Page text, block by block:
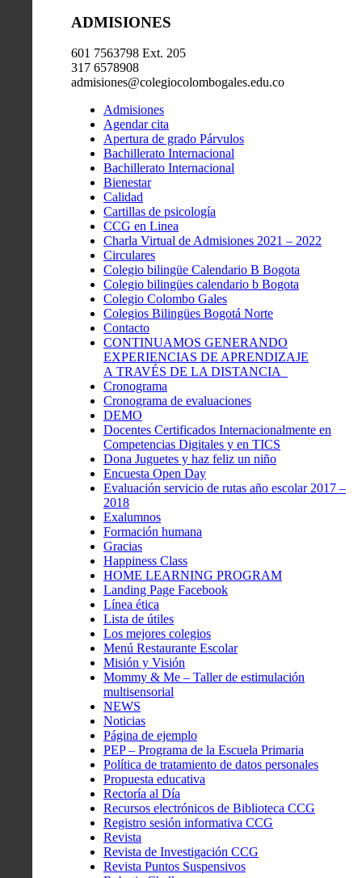
ADMISIONES
601 7563798 Ext. 205
317 6578908
admisiones@colegiocolombogales.edu.co
Admisiones
Agendar cita
Apertura de grado Párvulos
Bachillerato Internacional
Bachillerato Internacional
Bienestar
Calidad
Cartillas de psicología
CCG en Linea
Charla Virtual de Admisiones 2021 – 2022
Circulares
Colegio bilingüe Calendario B Bogota
Colegio bilingües calendario b Bogota
Colegio Colombo Gales
Colegios Bilingües Bogotá Norte
Contacto
CONTINUAMOS GENERANDO
EXPERIENCIAS DE APRENDIZAJE
A TRAVÉS DE LA DISTANCIA
Cronograma
Cronograma de evaluaciones
DEMO
Docentes Certificados Internacionalmente en
Competencias Digitales y en TICS
Dona Juguetes y haz feliz un niño
Encuesta Open Day
Evaluación servicio de rutas año escolar 2017 –
2018
Exalumnos
Formación humana
Gracias
Happiness Class
HOME LEARNING PROGRAM
Landing Page Facebook
Línea ética
Lista de útiles
Los mejores colegios
Menú Restaurante Escolar
Misión y Visión
Mommy & Me – Taller de estimulación
multisensorial
NEWS
Noticias
Página de ejemplo
PEP – Programa de la Escuela Primaria
Política de tratamiento de datos personales
Propuesta educativa
Rectoría al Día
Recursos electrónicos de Biblioteca CCG
Registro sesión informativa CCG
Revista
Revista de Investigación CCG
Revista Puntos Suspensivos